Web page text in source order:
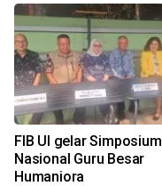
FIB UI gelar Simposium
Nasional Guru Besar
Humaniora